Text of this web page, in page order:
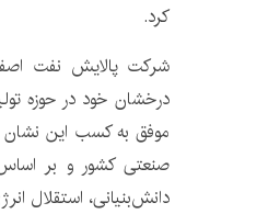
کرد.
شرکت پالایش نفت
درخشان خود در حوزه
صنعتی کشور و بر
دانش‌بنیانی، استقلال